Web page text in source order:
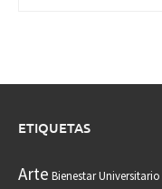
ETIQUETAS
Arte Bienestar Universitario